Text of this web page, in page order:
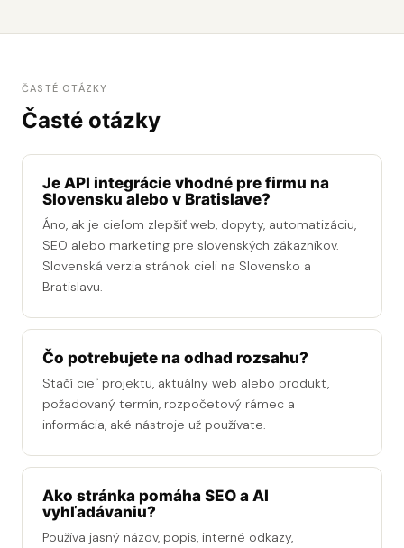
ČASTÉ OTÁZKY
Časté otázky
Je API integrácie vhodné pre firmu na
Slovensku alebo v Bratislave?
Áno, ak je cieľom zlepšiť web, dopyty, automatizáciu,
SEO alebo marketing pre slovenských zákazníkov.
Slovenská verzia stránok cieli na Slovensko a
Bratislavu.
Čo potrebujete na odhad rozsahu?
Stačí cieľ projektu, aktuálny web alebo produkt,
požadovaný termín, rozpočetový rámec a
informácia, aké nástroje už používate.
Ako stránka pomáha SEO a AI
vyhľadávaniu?
Používa jasný názov, popis, interné odkazy,